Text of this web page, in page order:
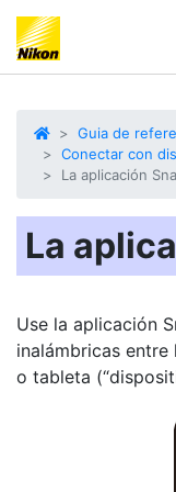
Guia de
Conectar con
La aplicación
La
Use la aplicación
inalámbricas
o tableta